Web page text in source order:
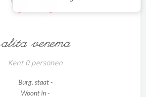
alita venema
Kent 0 personen
Burg. staat -
Woont in -